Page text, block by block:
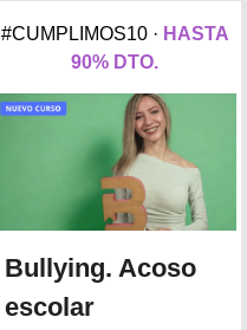
#CUMPLIMOS10 · HASTA
90% DTO.
Bullying. Acoso
escolar